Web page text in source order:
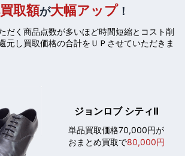
取額が大幅アップ！
だく商品点数が多いほど時間短縮とコスト削
元し買取価格の合計をＵＰさせていただきま
ジョンロブ シティⅡ
単品買取価格70,000円が
おまとめ買取で80,000円